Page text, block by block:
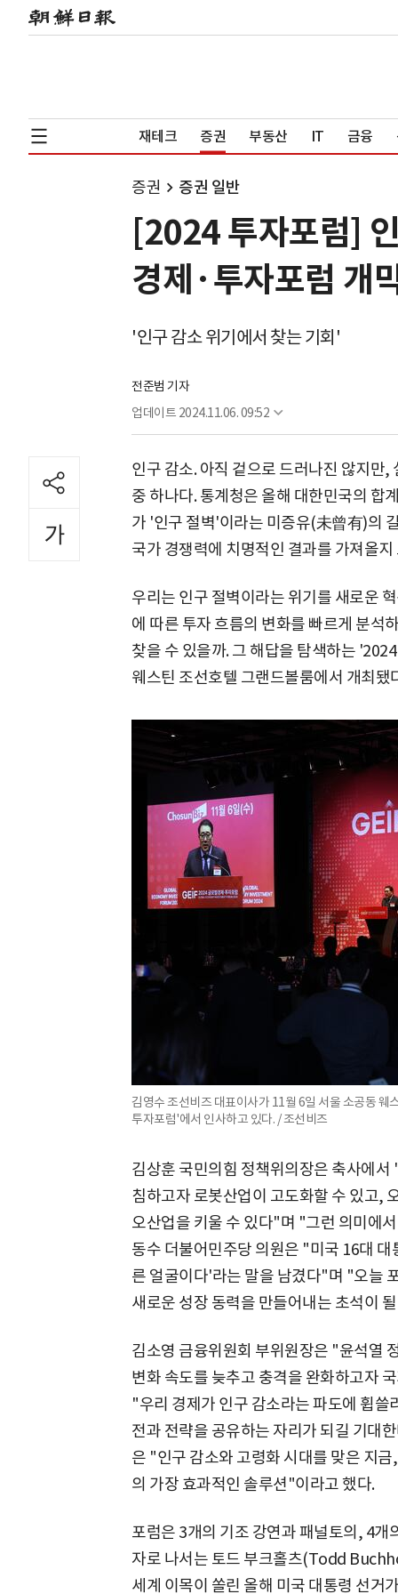
재테크 증권 부동산 IT 금융
증권 증권 일반
[2024 투자포럼]
경제·투자포럼 개
'인구 감소 위기에서 찾는 기회'
전준범 기자
업데이트 2024.11.06. 09:52
인구 감소. 아직 겉으로 드러나진 않지만
중 하나다. 통계청은 올해 대한민국의 합
가 '인구 절벽'이라는 미증유(未曾有)의
국가 경쟁력에 치명적인 결과를 가져올
우리는 인구 절벽이라는 위기를 새로운
에 따른 투자 흐름의 변화를 빠르게 분석
찾을 수 있을까. 그 해답을 탐색하는
웨스틴 조선호텔 그랜드볼룸에서 개최됐
김영수 조선비즈 대표이사가 11월 6일 서울 소공동
투자포럼'에서 인사하고 있다. / 조선비즈
김상훈 국민의힘 정책위의장은 축사에
침하고자 로봇산업이 고도화할 수 있고,
오산업을 키울 수 있다"며 "그런 의미에
동수 더불어민주당 의원은 "미국 16대
른 얼굴이다'라는 말을 남겼다"며 "오늘
새로운 성장 동력을 만들어내는 초석이
김소영 금융위원회 부위원장은 "윤석열
변화 속도를 늦추고 충격을 완화하고자
"우리 경제가 인구 감소라는 파도에 휩쓸
전과 전략을 공유하는 자리가 되길 기대
은 "인구 감소와 고령화 시대를 맞은 지
의 가장 효과적인 솔루션"이라고 했다.
포럼은 3개의 기조 강연과 패널토의, 4개
자로 나서는 토드 부크홀츠(Todd
세계 이목이 쏠린 올해 미국 대통령 선거